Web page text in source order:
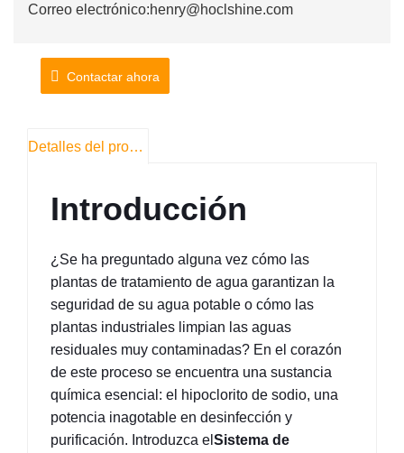
Correo electrónico:henry@hoclshine.com
Contactar ahora
Detalles del producto
Introducción
¿Se ha preguntado alguna vez cómo las
plantas de tratamiento de agua garantizan la
seguridad de su agua potable o cómo las
plantas industriales limpian las aguas
residuales muy contaminadas? En el corazón
de este proceso se encuentra una sustancia
química esencial: el hipoclorito de sodio, una
potencia inagotable en desinfección y
purificación. Introduzca el Sistema de